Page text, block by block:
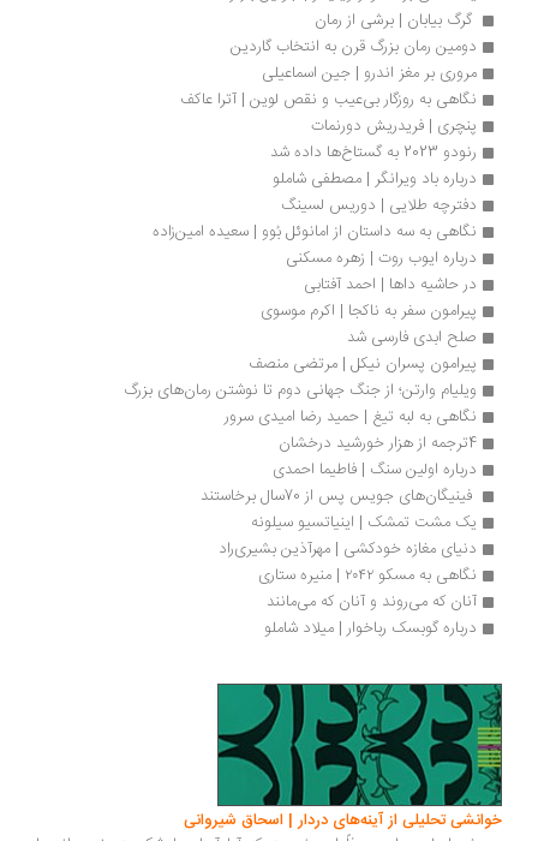
گرگ بیابان | برشی از رمان
دومین رمان بزرگ قرن به انتخاب گاردین
مروری بر مغز اندرو | جین اسماعیلی
نگاهی به روزگار بی‌عیب و نقص لوین | آترا عاکف
پنچری | فریدریش دورنمات
رنودو 2023 به گستاخ‌ها داده شد
درباره باد ویرانگر | مصطفی شاملو
دفترچه طلایی | دوریس لسینگ
نگاهی به سه داستان از امانوئل بُوو | سعیده امین‌زاده
درباره ایوب روت | زهره مسکنی
در حاشیه داها | احمد آفتابی
پیرامون سفر به ناکجا | اکرم موسوی
صلح ابدی فارسی شد
پیرامون پسران نیکل | مرتضی منصف
ویلیام وارتن؛ از جنگ جهانی دوم تا نوشتن رمان‌های بزرگ
نگاهی به لبه تیغ | حمید رضا امیدی سرور
درباره اولین سنگ | فاطیما احمدی
فینیگان‌های جویس پس از 70سال برخاستند
یک مشت تمشک | اینیاتسیو سیلونه
دنیای مغازه خودکشی | مهرآذین بشیری‌راد
نگاهی به مسکو ۲۰۴۲ | منیره ستاری
آنان که می‌روند و آنان که می‌مانند
درباره گوبسک رباخوار | میلاد شاملو
تحلیلی از آینه‌های دردار | اسحاق شیروانی